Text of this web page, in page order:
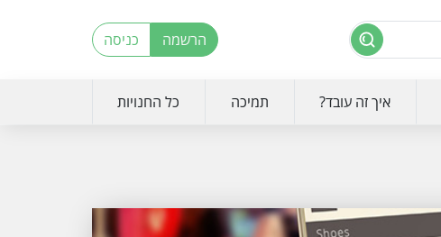
הרשמה כניסה
איך זה עובד? תמיכה כל החנויות